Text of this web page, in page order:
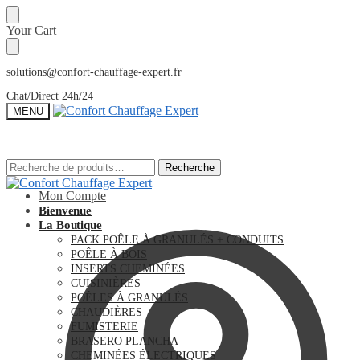
Sauter
à
la
navigation
Skip
to
content
Your Cart
solutions@confort-chauffage-expert.fr
Chat/Direct 24h/24
MENU
Recherche
pour :
Recherche
Mon Compte
Recherche
pour :
Recherche
Bienvenue
La Boutique
PACK POÊLE À GRANULÉS + CONDUITS
POÊLE À BOIS
INSERTS CHEMINÉES
CUISINIÈRES
POÊLES À GRANULÉS
CHAUDIÈRES
FUMISTERIE
BRASERO PLANCHA
CHEMINÉES ÉLECTRIQUES